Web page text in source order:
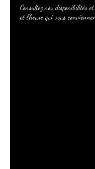
Consultez nos disponibilités
et l'heure qui vous